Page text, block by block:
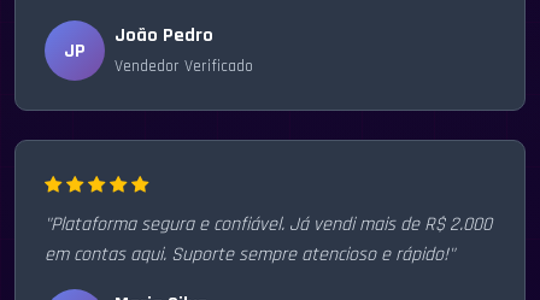
JP
João Pedro
Vendedor Verificado
"Plataforma segura e confiável. Já vendi mais de R$ 2.000
em contas aqui. Suporte sempre atencioso e rápido!"